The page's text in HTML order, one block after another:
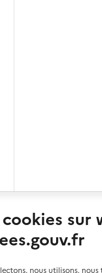
sur
nous utilisons,